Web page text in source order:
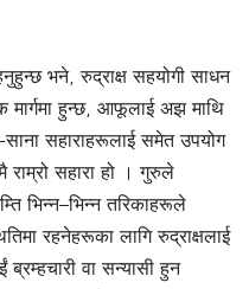
भने, रुद्राक्ष सहयोगी साधन
मार्गमा हुन्छ, आफूलाई अझ माथि
साना सहाराहरूलाई समेत उपयोग
राम्रो सहारा हो । गुरुले
भिन्न–भिन्न तरिकाहरूले
रहनेहरूका लागि रुद्राक्षलाई
वा सन्यासी हुन